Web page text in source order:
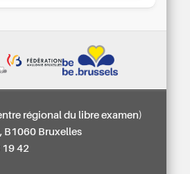
régional du libre examen)
B1060 Bruxelles
19 42